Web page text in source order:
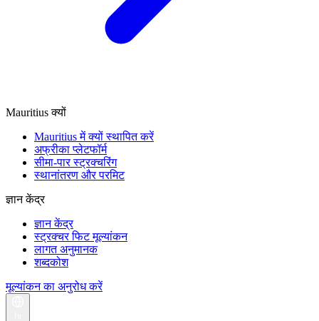
Mauritius क्यों
Mauritius में क्यों स्थापित करें
अफ्रीका प्लेटफॉर्म
सीमा-पार स्ट्रक्चरिंग
स्थानांतरण और परमिट
ज्ञान केंद्र
ज्ञान केंद्र
स्ट्रक्चर फिट मूल्यांकन
लागत अनुमानक
शब्दकोश
मूल्यांकन का अनुरोध करें